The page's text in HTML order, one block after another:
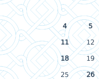
4 5
11 12
18 19
25 26